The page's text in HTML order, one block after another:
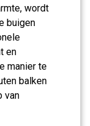
wordt
buigen
en
manier te
balken
van